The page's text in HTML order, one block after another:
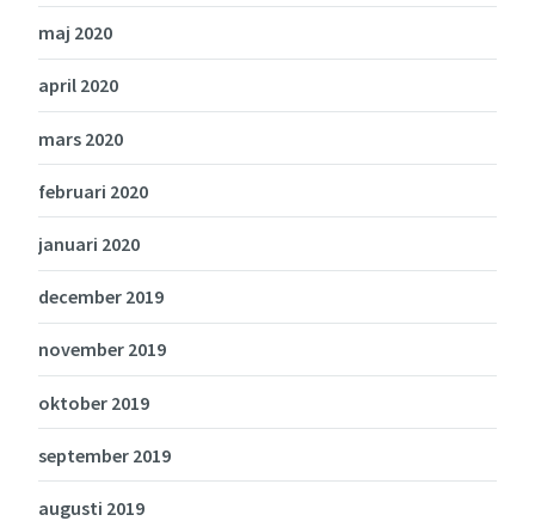
maj 2020
april 2020
mars 2020
februari 2020
januari 2020
december 2019
november 2019
oktober 2019
september 2019
augusti 2019